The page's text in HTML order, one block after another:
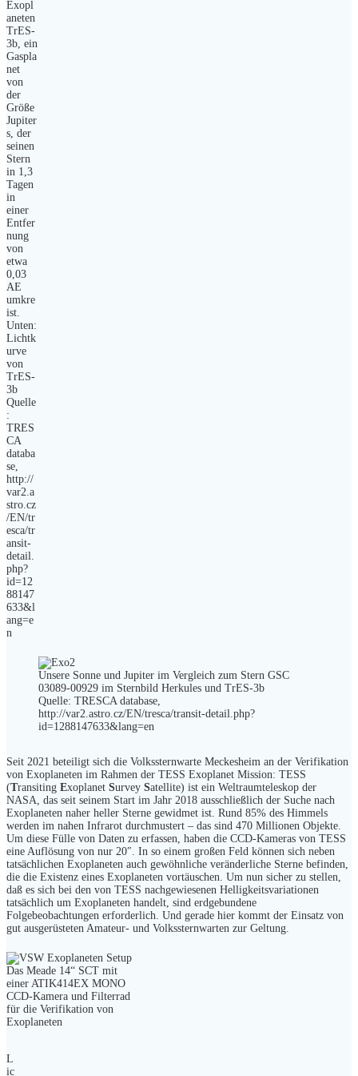
Exopl
aneten
TrES-
3b, ein
Gaspla
net
von
der
Größe
Jupiter
s, der
seinen
Stern
in 1,3
Tagen
in
einer
Entfer
nung
von
etwa
0,03
AE
umkre
ist.
Unten:
Lichtk
urve
von
TrES-
3b
Quelle
:
TRES
CA
databa
se,
http://
var2.a
stro.cz
/EN/tr
esca/tr
ansit-
detail.
php?
id=12
88147
633&l
ang=e
n
Unsere Sonne und Jupiter im Vergleich zum Stern GSC
03089-00929 im Sternbild Herkules und TrES-3b
Quelle: TRESCA database,
http://var2.astro.cz/EN/tresca/transit-detail.php?
id=1288147633&lang=en
Seit 2021 beteiligt sich die Volkssternwarte Meckesheim an der Verifikation
von Exoplaneten im Rahmen der TESS Exoplanet Mission: TESS
(Transiting Exoplanet Survey Satellite) ist ein Weltraumteleskop der
NASA, das seit seinem Start im Jahr 2018 ausschließlich der Suche nach
Exoplaneten naher heller Sterne gewidmet ist. Rund 85% des Himmels
werden im nahen Infrarot durchmustert – das sind 470 Millionen Objekte.
Um diese Fülle von Daten zu erfassen, haben die CCD-Kameras von TESS
eine Auflösung von nur 20″. In so einem großen Feld können sich neben
tatsächlichen Exoplaneten auch gewöhnliche veränderliche Sterne befinden,
die die Existenz eines Exoplaneten vortäuschen. Um nun sicher zu stellen,
daß es sich bei den von TESS nachgewiesenen Helligkeitsvariationen
tatsächlich um Exoplaneten handelt, sind erdgebundene
Folgebeobachtungen erforderlich. Und gerade hier kommt der Einsatz von
gut ausgerüsteten Amateur- und Volkssternwarten zur Geltung.
Das Meade 14“ SCT mit
einer ATIK414EX MONO
CCD-Kamera und Filterrad
für die Verifikation von
Exoplaneten
L
ic